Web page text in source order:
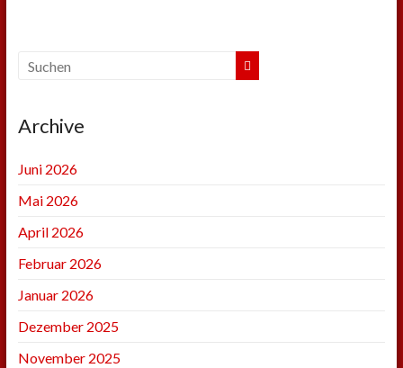
Archive
Juni 2026
Mai 2026
April 2026
Februar 2026
Januar 2026
Dezember 2025
November 2025